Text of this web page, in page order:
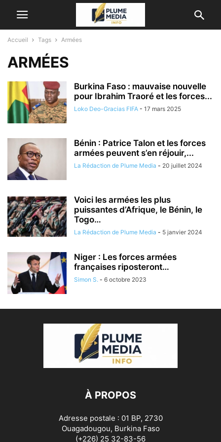
Accueil Tags Armées
ARMÉES
Burkina Faso : mauvaise nouvelle
pour Ibrahim Traoré et les forces...
Loko Deo-Gracias FIFA - 17 mars 2025
Bénin : Patrice Talon et les forces
armées peuvent s’en réjouir,...
La Rédaction de Plume Media - 20 juillet 2024
Voici les armées les plus
puissantes d’Afrique, le Bénin, le
Togo…
La Rédaction de Plume Media - 5 janvier 2024
Niger : Les forces armées
françaises riposteront…
Simon S. - 6 octobre 2023
À PROPOS
Adresse postale : 01 BP, 2730
Ouagadougou, Burkina Faso
(+226) 25 32-83-56